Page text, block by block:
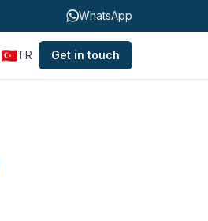
WhatsApp
TR Get in touch